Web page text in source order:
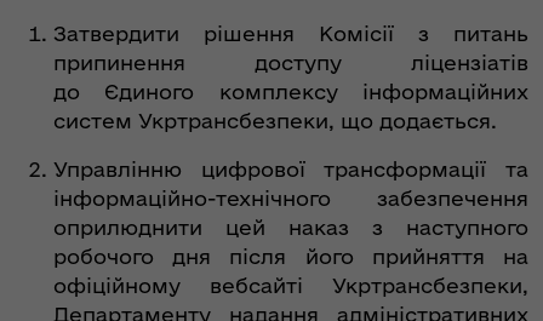
Затвердити рішення Комісії з питань
припинення доступу ліцензіатів
до Єдиного комплексу інформаційних
систем Укртрансбезпеки, що додається.
Управлінню цифрової трансформації та
інформаційно-технічного забезпечення
оприлюднити цей наказ з наступного
робочого дня після його прийняття на
офіційному вебсайті Укртрансбезпеки,
Департаменту надання адміністративних